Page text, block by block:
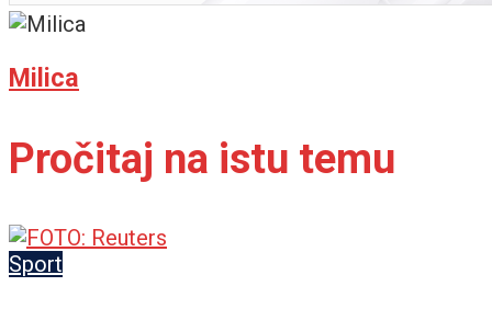
Milica
Pročitaj na istu temu
Sport